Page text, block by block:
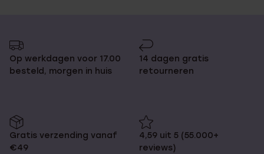
Op werkdagen voor 17.00
besteld, morgen in huis
14 dagen gratis
retourneren
Gratis verzending vanaf
€49
4,59 uit 5 (55.000+
reviews)